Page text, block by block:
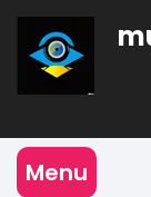
Naar
inhoud
gaan
Menu